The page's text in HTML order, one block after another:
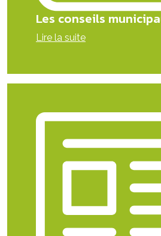
Les conseils
Lire la suite